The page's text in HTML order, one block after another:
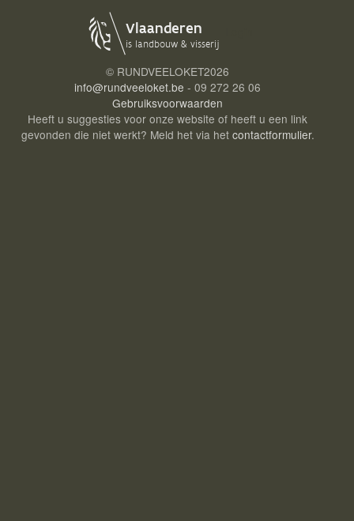
© RUNDVEELOKET2026
info@rundveeloket.be - 09 272 26 06
Gebruiksvoorwaarden
Heeft u suggesties voor onze website of heeft u een link
gevonden die niet werkt? Meld het via het contactformulier.